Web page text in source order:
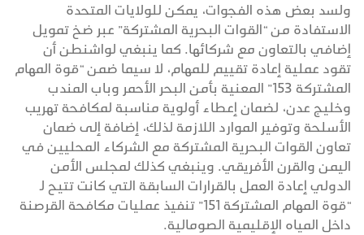
ولسد بعض هذه الفجوات، يمكن للولايات المتحدة
الاستفادة من “القوات البحرية المشتركة” عبر ضخ تمويل
إضافي بالتعاون مع شركائها. كما ينبغي لواشنطن أن
تقود عملية إعادة تقييم للمهام، لا سيما ضمن “قوة المهام
المشتركة 153” المعنية بأمن البحر الأحمر وباب المندب
وخليج عدن، لضمان إعطاء أولوية مناسبة لمكافحة تهريب
الأسلحة وتوفير الموارد اللازمة لذلك، إضافة إلى ضمان
تعاون القوات البحرية المشتركة مع الشركاء المحليين في
اليمن والقرن الأفريقي. وينبغي كذلك لمجلس الأمن
الدولي إعادة العمل بالقرارات السابقة التي كانت تتيح لـ
“قوة المهام المشتركة 151” تنفيذ عمليات مكافحة القرصنة
داخل المياه الإقليمية الصومالية.